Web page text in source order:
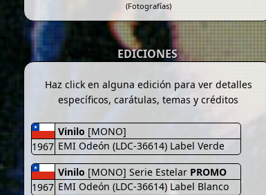
(Fotografías)
EDICIONES
Haz click en alguna edición para ver detalles
específicos, carátulas, temas y créditos
1967
Vinilo [MONO]
EMI Odeón (LDC-36614) Label Verde
1967
Vinilo [MONO] Serie Estelar PROMO
EMI Odeón (LDC-36614) Label Blanco